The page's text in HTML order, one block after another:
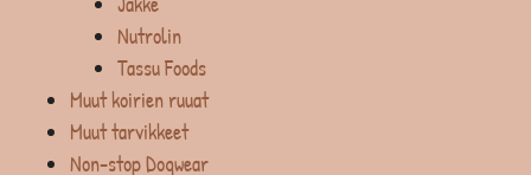
Nutrolin
Tassu Foods
Muut koirien ruuat
Muut tarvikkeet
Non-stop Dogwear